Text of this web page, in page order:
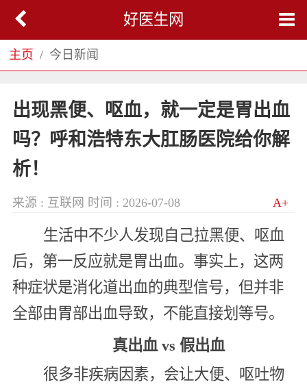
好医生网
主页 今日新闻
出现黑便、呕血，就一定是胃出血
吗？呼和浩特东大肛肠医院给你解
析！
来源 : 互联网 时间 : 2026-07-08 A+
生活中不少人发现自己拉黑便、呕血
后，第一反应就是胃出血。事实上，这两
种症状是消化道出血的典型信号，但并非
全部由胃部出血导致，不能直接划等号。
真出血 vs 假出血
很多非疾病因素，会让大便、呕吐物